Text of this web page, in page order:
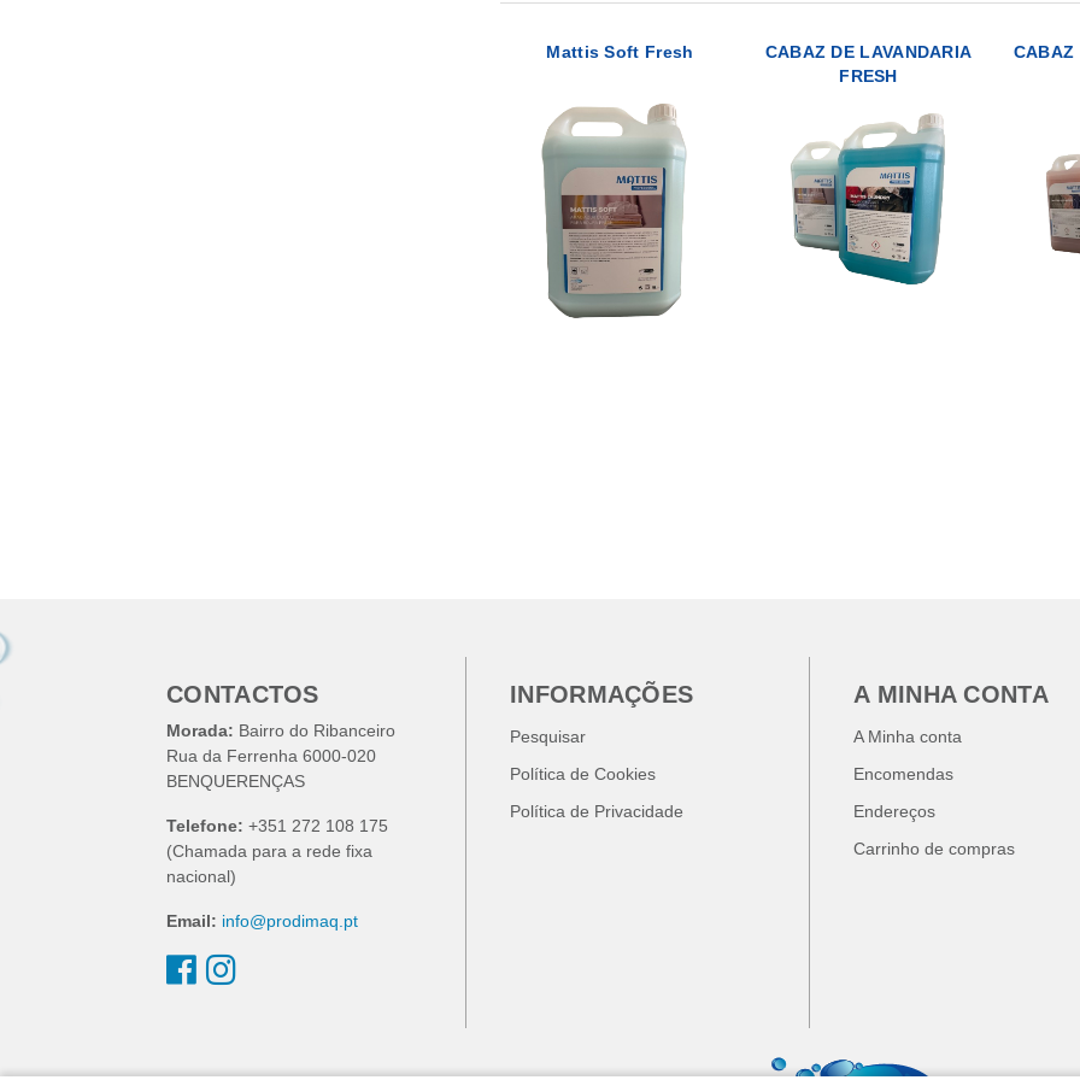
Mattis Soft Fresh
CABAZ DE LAVANDARIA
FRESH
CABAZ
CONTACTOS
Morada: Bairro do Ribanceiro
Rua da Ferrenha 6000-020
BENQUERENÇAS
Telefone: +351 272 108 175
(Chamada para a rede fixa
nacional)
Email: info@prodimaq.pt
INFORMAÇÕES
Pesquisar
Política de Cookies
Política de Privacidade
A MINHA CONTA
A Minha conta
Encomendas
Endereços
Carrinho de compras